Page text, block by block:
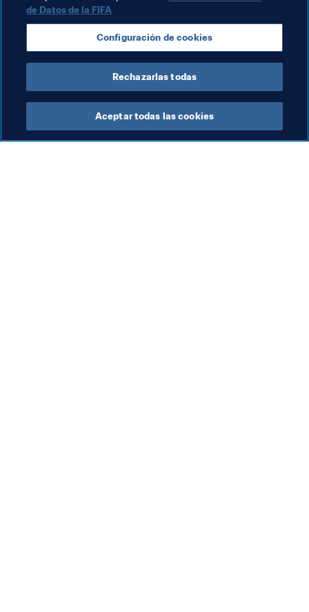
DATE PRISA ANTES DE QUE TERMINE EL PLAZO DE LA
7ª RONDA, a las 16:00 CET del SÁBADO
Dispones de 5 fichajes gratis
. Consulta nuestra
de Datos de la FIFA
Configuración de cookies
Rechazarlas todas
Aceptar todas las cookies